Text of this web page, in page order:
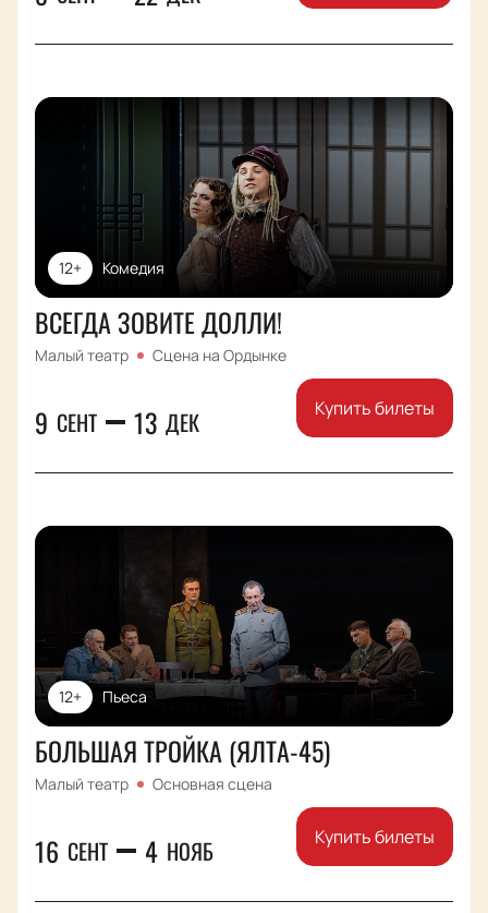
Комедия
12+
ВСЕГДА ЗОВИТЕ ДОЛЛИ!
Малый театр Сцена на Ордынке
9 СЕНТ 13 ДЕК Купить билеты
Пьеса
12+
БОЛЬШАЯ ТРОЙКА (ЯЛТА-45)
Малый театр Основная сцена
16 СЕНТ 4 НОЯБ Купить билеты